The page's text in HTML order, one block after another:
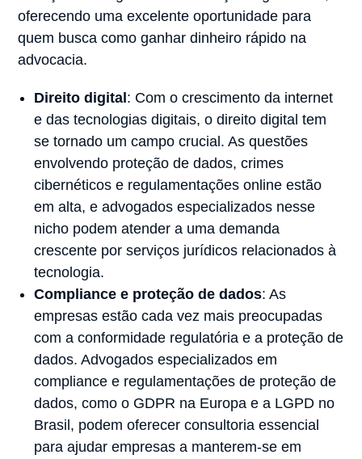
oferecendo uma excelente oportunidade para
quem busca como ganhar dinheiro rápido na
advocacia.
Direito digital : Com o crescimento da internet
e das tecnologias digitais, o direito digital tem
se tornado um campo crucial. As questões
envolvendo proteção de dados, crimes
cibernéticos e regulamentações online estão
em alta, e advogados especializados nesse
nicho podem atender a uma demanda
crescente por serviços jurídicos relacionados à
tecnologia.
Compliance e proteção de dados: As
empresas estão cada vez mais preocupadas
com a conformidade regulatória e a proteção de
dados. Advogados especializados em
compliance e regulamentações de proteção de
dados, como o GDPR na Europa e a LGPD no
Brasil, podem oferecer consultoria essencial
para ajudar empresas a manterem-se em